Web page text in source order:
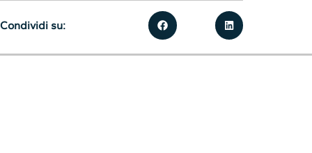
Condividi su: